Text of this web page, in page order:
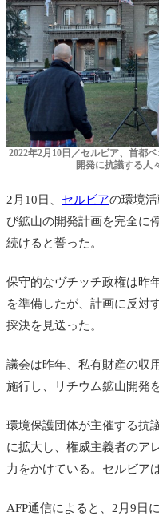
2022年2月10日／セルビア、首都
開発に抗議する人
2月10日、 セルビアの環境
び鉱山の開発計画を完全に
続けると誓った。
保守的なヴチッチ政権は昨
を準備したが、計画に反対
採決を見送った。
議会は昨年、私有財産の収
施行し、リチウム鉱山開発
環境保護団体が主催する抗
に拡大し、権威主義者のア
力をかけている。セルビア
AFP通信によると、2月9日